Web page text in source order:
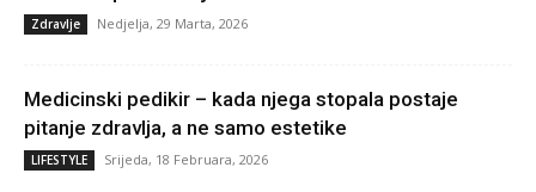
Zdravlje Nedjelja, 29 Marta, 2026
Medicinski pedikir – kada njega stopala postaje
pitanje zdravlja, a ne samo estetike
LIFESTYLE Srijeda, 18 Februara, 2026